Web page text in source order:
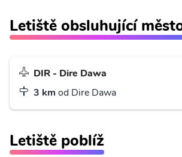
Letiště obsluhující
DIR - Dire Dawa
3 km od Dire Dawa
Letiště poblíž